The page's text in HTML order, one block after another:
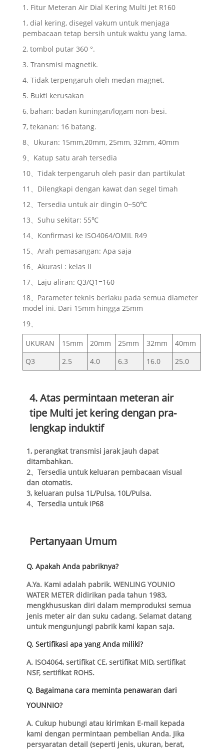
1. Fitur Meteran Air Dial Kering Multi Jet R160
1, dial kering, disegel vakum untuk menjaga
pembacaan tetap bersih untuk waktu yang lama.
2, tombol putar 360 °.
3. Transmisi magnetik.
4. Tidak terpengaruh oleh medan magnet.
5. Bukti kerusakan
6, bahan: badan kuningan/logam non-besi.
7, tekanan: 16 batang.
8、Ukuran: 15mm,20mm, 25mm, 32mm, 40mm
9、Katup satu arah tersedia
10、Tidak terpengaruh oleh pasir dan partikulat
11、Dilengkapi dengan kawat dan segel timah
12、Tersedia untuk air dingin 0~50℃
13、Suhu sekitar: 55℃
14、Konfirmasi ke ISO4064/OMIL R49
15、Arah pemasangan: Apa saja
16、Akurasi : kelas II
17、Laju aliran: Q3/Q1=160
18、Parameter teknis berlaku pada semua diameter
model ini. Dari 15mm hingga 25mm
19、
UKURAN 15mm 20mm 25mm 32mm
40mm
Q3
2.5 4.0 6.3 16.0 25.0
4. Atas permintaan meteran air
tipe Multi jet kering dengan pra-
lengkap induktif
1, perangkat transmisi jarak jauh dapat
ditambahkan.
2、Tersedia untuk keluaran pembacaan visual
dan otomatis.
3, keluaran pulsa 1L/Pulsa, 10L/Pulsa.
4、Tersedia untuk IP68
Pertanyaan Umum
Q. Apakah Anda pabriknya?
A.Ya. Kami adalah pabrik. WENLING YOUNIO
WATER METER didirikan pada tahun 1983,
mengkhususkan diri dalam memproduksi semua
jenis meter air dan suku cadang. Selamat datang
untuk mengunjungi pabrik kami kapan saja.
Q. Sertifikasi apa yang Anda miliki?
A. ISO4064, sertifikat CE, sertifikat MID, sertifikat
NSF, sertifikat ROHS.
Q. Bagaimana cara meminta penawaran dari
YOUNNIO?
A. Cukup hubungi atau kirimkan E-mail kepada
kami dengan permintaan pembelian Anda. Jika
persyaratan detail (seperti jenis, ukuran, berat,